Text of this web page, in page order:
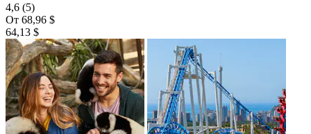
4,6 (5)
От 68,96 $
64,13 $